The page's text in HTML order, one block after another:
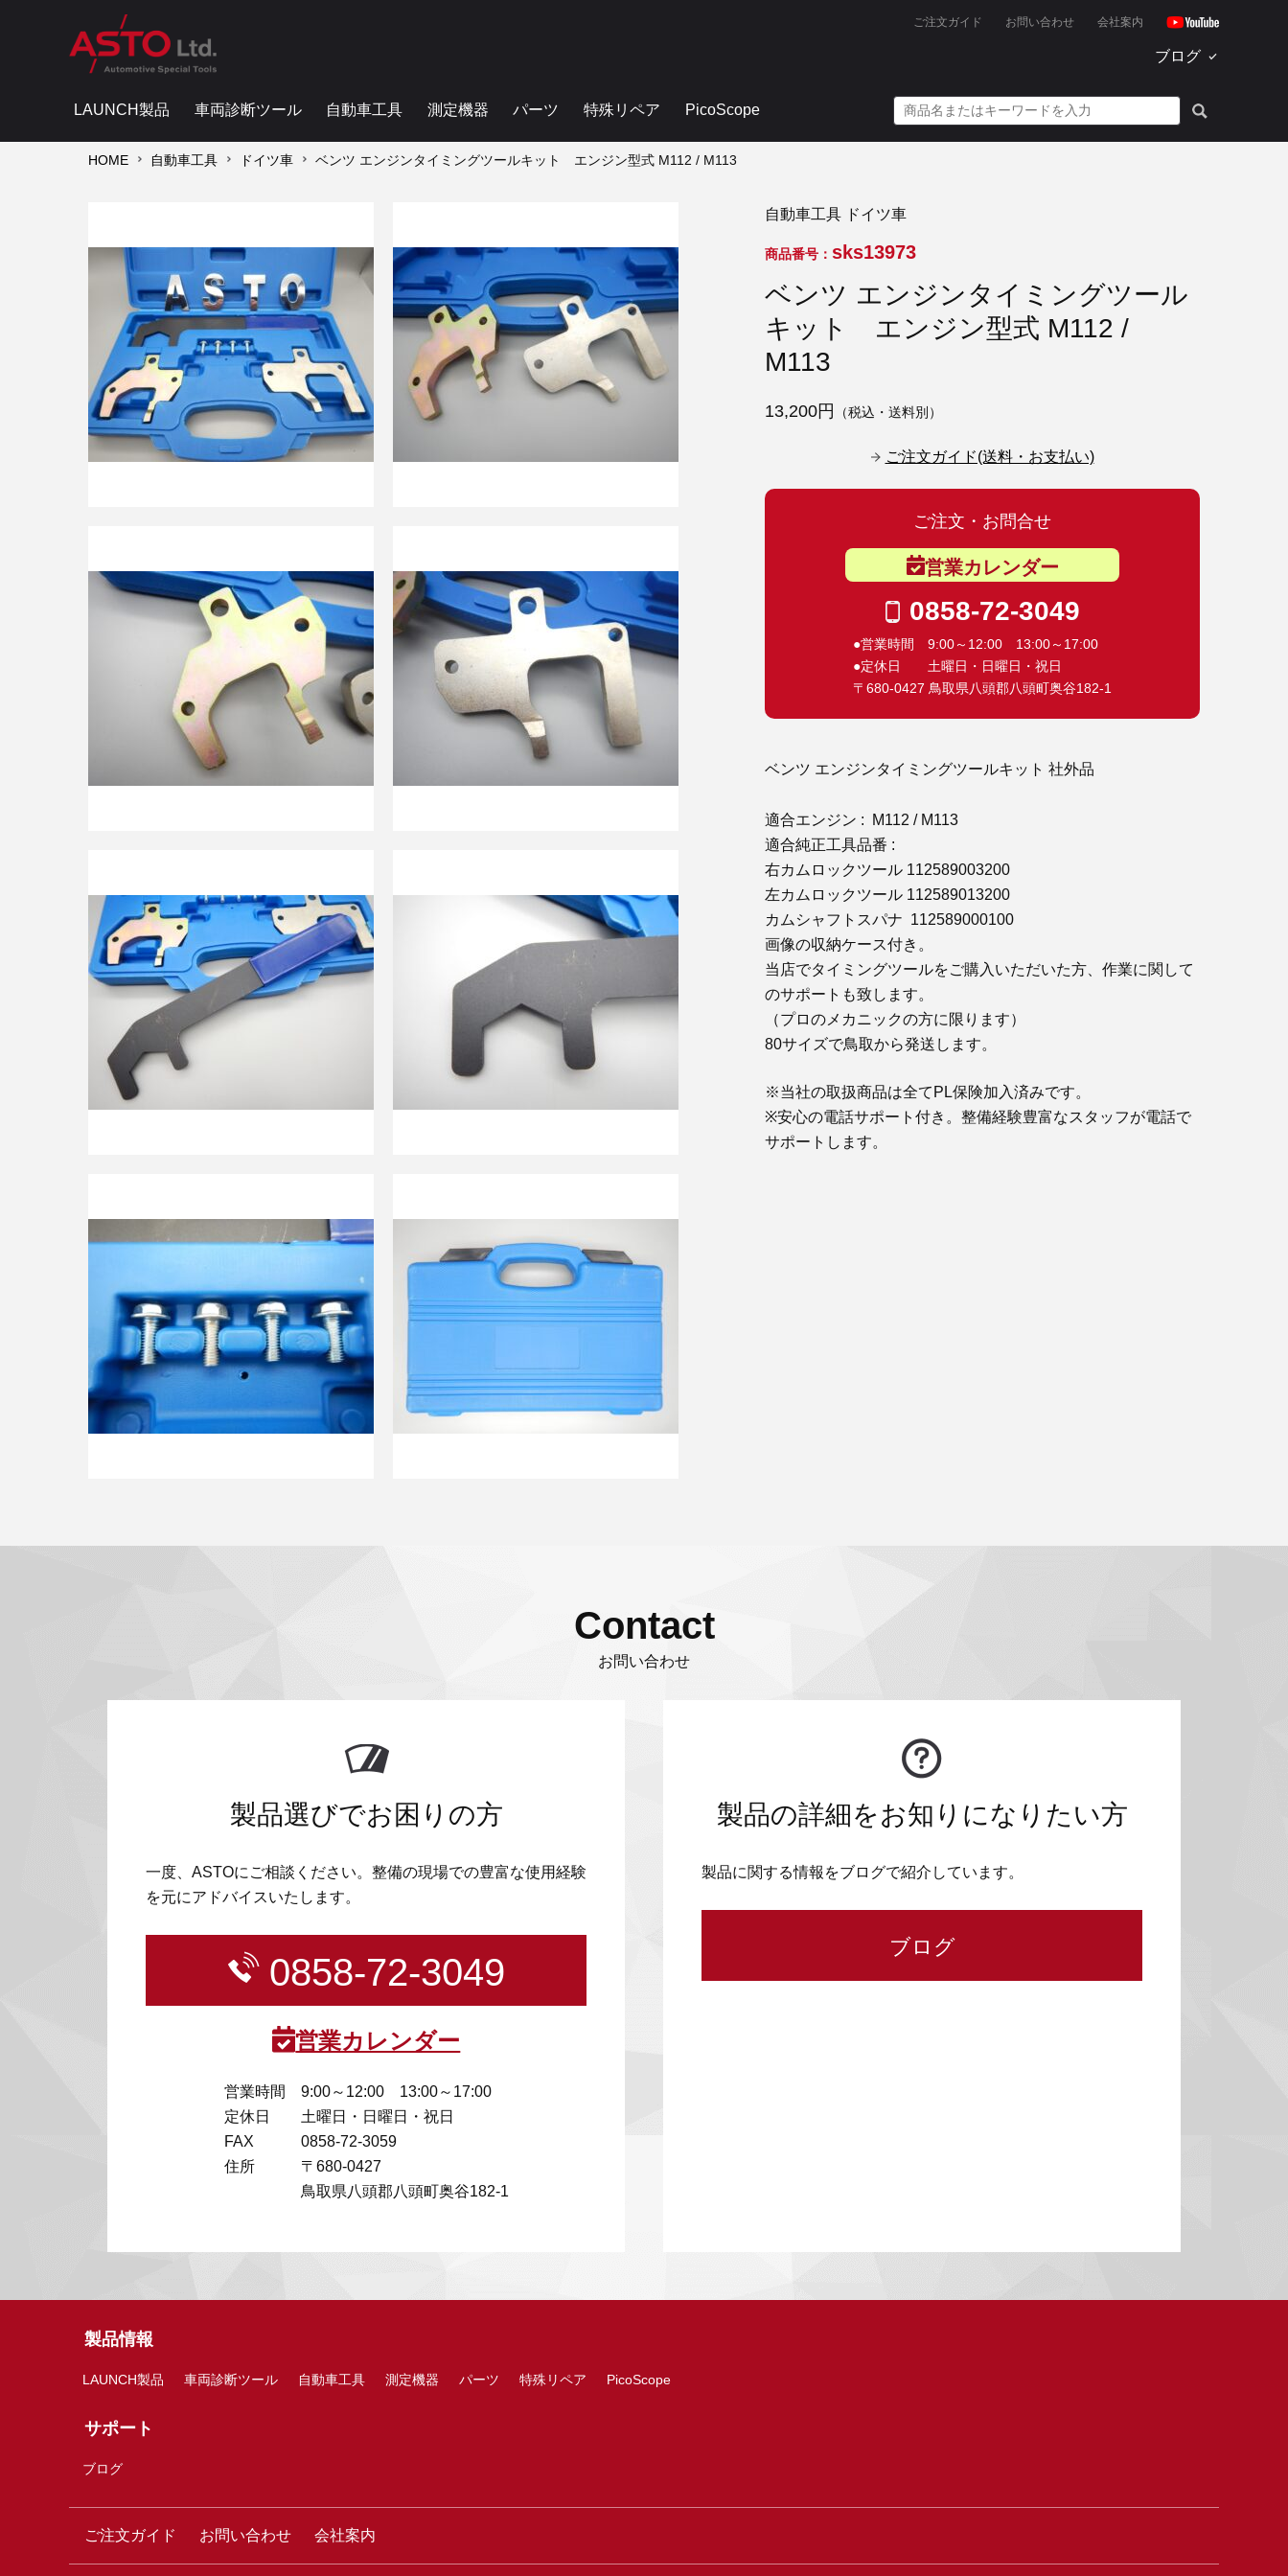
ご注文ガイド お問い合わせ 会社案内
ブログ
LAUNCH製品 車両診断ツール 自動車工具 測定機器 パーツ 特殊リペア PicoScope
HOME 自動車工具 ドイツ車 ベンツ エンジンタイミングツールキット エンジン型式 M112 / M113
自動車工具 ドイツ車
商品番号： sks13973
ベンツ エンジンタイミングツール
キット エンジン型式 M112 /
M113
13,200円 （税込・送料別）
ご注文ガイド(送料・お支払い)
ご注文・お問合せ
営業カレンダー
0858-72-3049
●営業時間 9:00～12:00 13:00～17:00
●定休日 土曜日・日曜日・祝日
〒680-0427 鳥取県八頭郡八頭町奥谷182-1
ベンツ エンジンタイミングツールキット 社外品
適合エンジン : M112 / M113
適合純正工具品番 :
右カムロックツール 112589003200
左カムロックツール 112589013200
カムシャフトスパナ 112589000100
画像の収納ケース付き。
当店でタイミングツールをご購入いただいた方、作業に関して
のサポートも致します。
（プロのメカニックの方に限ります）
80サイズで鳥取から発送します。
※当社の取扱商品は全てPL保険加入済みです。
※安心の電話サポート付き。整備経験豊富なスタッフが電話で
サポートします。
Contact
お問い合わせ
製品選びでお困りの方
一度、ASTOにご相談ください。整備の現場での豊富な使用経験
を元にアドバイスいたします。
0858-72-3049
営業カレンダー
営業時間
9:00～12:00 13:00～17:00
定休日
土曜日・日曜日・祝日
FAX
0858-72-3059
住所
〒680-0427
鳥取県八頭郡八頭町奥谷182-1
製品の詳細をお知りになりたい方
製品に関する情報をブログで紹介しています。
ブログ
製品情報
LAUNCH製品 車両診断ツール 自動車工具 測定機器 パーツ 特殊リペア PicoScope
サポート
ブログ
ご注文ガイド お問い合わせ 会社案内